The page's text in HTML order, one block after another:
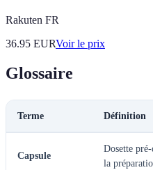
Rakuten FR
36.95 EURVoir le prix
Glossaire
Terme Définition
Capsule
Dosette
la